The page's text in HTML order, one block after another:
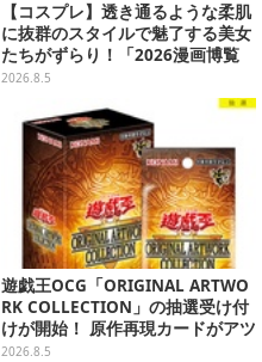
【コスプレ】透き通るような柔肌
に抜群のスタイルで魅了する美女
たちがずらり！「2026漫画博覧
会」美麗コンパニオンまとめ【画
2026.8.5
遊戯王OCG「ORIGINAL ARTWO
RK COLLECTION」の抽選受け付
けが開始！ 原作再現カードがアツ
いスペシャルパック
2026.8.5